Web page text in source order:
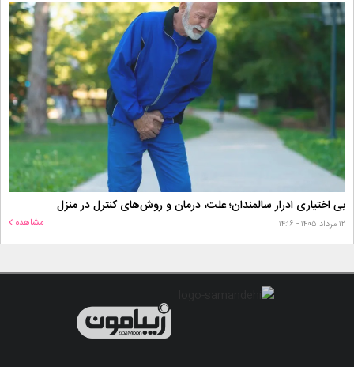
بی اختیاری ادرار سالمندان؛ علت، درمان و روش‌های کنترل در منزل
۱۲ مرداد ۱۴۰۵ - ۱۴:۱۶ مشاهده